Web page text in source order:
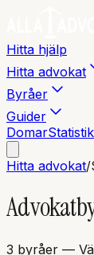
Hitta hjälp
Hitta advokat
Byråer
Guider
DomarStatistik
Hitta advokat/
3 byråer —